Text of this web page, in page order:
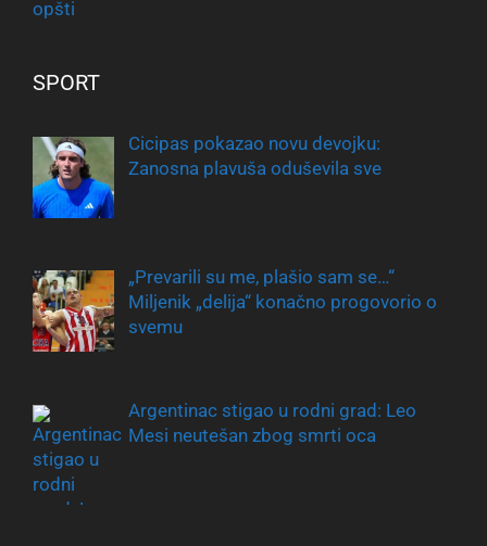
SPORT
Cicipas pokazao novu devojku:
Zanosna plavuša oduševila sve
„Prevarili su me, plašio sam se…“
Miljenik „delija“ konačno progovorio o
svemu
Argentinac stigao u rodni grad: Leo
Mesi neutešan zbog smrti oca